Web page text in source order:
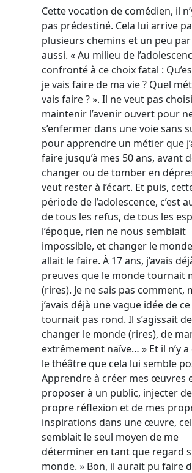
Cette vocation de comédien, il
pas prédestiné. Cela lui arrive
plusieurs chemins et un peu
aussi. « Au milieu de
confronté à ce choix fatal :
je vais faire de ma vie ? Quel
vais faire ? ». Il ne veut pas
maintenir l’avenir ouvert pour
s’enfermer dans une voie sans
pour apprendre un métier que
faire jusqu’à mes 50 ans, avant
changer ou de tomber en
veut rester à l’écart. Et puis,
période de l’adolescence, c’est
de tous les refus, de tous les
l’époque, rien ne nous semblait
impossible, et changer le
allait le faire. À 17 ans, j’avais
preuves que le monde tournait
(rires). Je ne sais pas comment,
j’avais déjà une vague idée de
tournait pas rond. Il s’agissait de
changer le monde (rires), de
extrêmement naïve… » Et il n’y a
le théâtre que cela lui semble
Apprendre à créer mes œuvres
proposer à un public, injecter
propre réflexion et de mes
inspirations dans une œuvre,
semblait le seul moyen de me
déterminer en tant que regard
monde. » Bon, il aurait pu faire